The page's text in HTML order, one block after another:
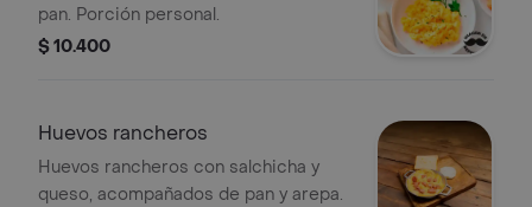
pan. Porción personal.
$ 10.400
Huevos rancheros
Huevos rancheros con salchicha y
queso, acompañados de pan y arepa.